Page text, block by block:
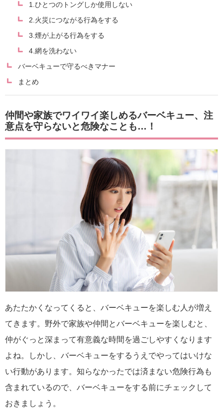
1.ひとつのトングしか使用しない
2.火災につながる行為をする
3.煙が上がる行為をする
4.網を洗わない
バーベキューで守るべきマナー
まとめ
仲間や家族でワイワイ楽しめるバーベキュー、注
意点を守らないと危険なことも…！
あたたかくなってくると、バーベキューを楽しむ人が増え
てきます。野外で家族や仲間とバーベキューを楽しむと、
仲がぐっと深まって有意義な時間を過ごしやすくなります
よね。しかし、バーベキューをするうえでやってはいけな
い行動があります。知らなかったでは済まない危険行為も
含まれているので、バーベキューをする前にチェックして
おきましょう。